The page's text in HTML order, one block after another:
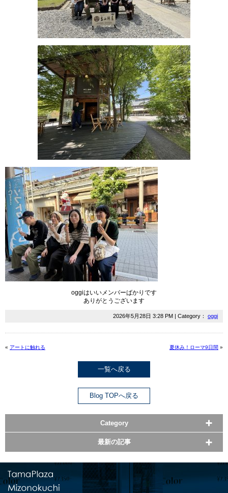
oggiはいいメンバーばかりです
ありがとうございます
2026年5月28日 3:28 PM | Category： oggi
« アートに触れる 夏休み！ローマ9日間 »
一覧へ戻る
Blog TOPへ戻る
Category
最新の記事